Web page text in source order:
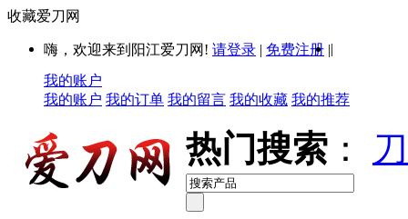
收藏爱刀网
嗨，欢迎来到阳江爱刀网! 请登录 | 免费注册 ||
我的账户
我的账户 我的订单 我的留言 我的收藏 我的推荐
热门搜索 ：